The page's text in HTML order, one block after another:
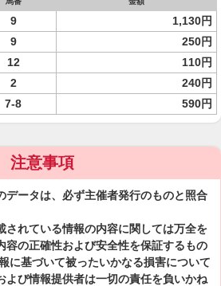
9 1,130円
9
250円
12
110円
2
240円
7-8 590円
注意事項
データは、必ず主催者発行のものと照合
されている情報の内容に関しては万全を
容の正確性および安全性を保証するもの
に基づいて被ったいかなる損害について
よび情報提供者は一切の責任を負いかね